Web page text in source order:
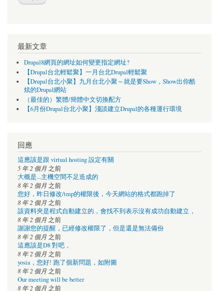
最新文章
Drupal8網頁的網址如何變更指定網址?
【Drupal台北輕鬆聚】一月台北Drupal輕鬆聚
【Drupal台北小聚】九月台北小聚～就是要Show，Show出你酷
炫的Drupal網站
（最佳的）繁體/簡體中文切換配方
【6月份Drupal台北小聚】淺談建立Drupal的各種運行環境
回應
這應該是跟 virtual hosting 設定有關
5 年 2 個月 之前
大概是...主機空間不足造成的
8 年 2 個月 之前
您好，昨日修改/tmp的權限後，今天網站的格式都跑掉了
8 年 2 個月 之前
該資料夾是程式自動建立的，會找不到表示沒有成功自動建立，
8 年 2 個月 之前
謝謝您的提醒，已經修改權限了，但是還是無法備份
8 年 2 個月 之前
這應該是D8 對吧，
8 年 2 個月 之前
yosia，您好! 跑了個新問題，如附圖
8 年 2 個月 之前
Our meeting will be better
8 年 2 個月 之前